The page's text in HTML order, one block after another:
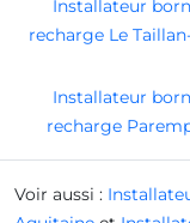
Installateur
recharge Le
Installateur
recharge
Voir aussi :